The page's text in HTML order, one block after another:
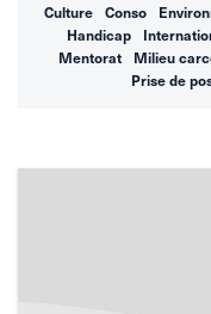
Culture
Conso
Handicap
Mentorat
Milieu
Prise de